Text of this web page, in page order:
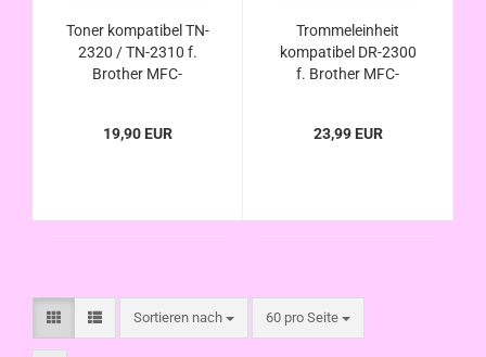
Toner kompatibel TN-
2320 / TN-2310 f.
Brother MFC-
L2701dw MFC-
L2740dw
19,90 EUR
Trommeleinheit
kompatibel DR-2300
f. Brother MFC-
L2701dw ,
L2740dw
23,99 EUR
Sortieren nach
Sortieren nach 60 pro Seite
pro Seite